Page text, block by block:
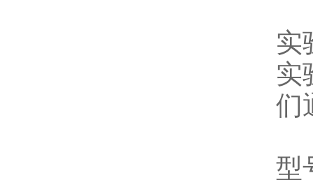
实
实
们
型